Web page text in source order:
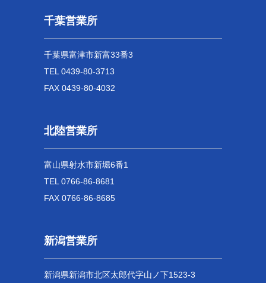
千葉営業所
千葉県富津市新富33番3
TEL 0439-80-3713
FAX 0439-80-4032
北陸営業所
富山県射水市新堀6番1
TEL 0766-86-8681
FAX 0766-86-8685
新潟営業所
新潟県新潟市北区太郎代字山ノ下1523-3